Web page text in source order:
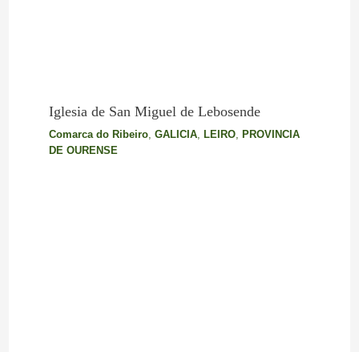
Iglesia de San Miguel de Lebosende
Comarca do Ribeiro, GALICIA, LEIRO,
PROVINCIA
DE OURENSE